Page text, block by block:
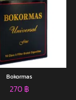
Bokormas
270 ฿